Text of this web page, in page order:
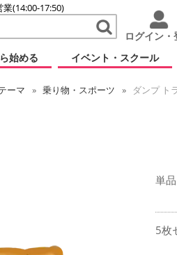
(14:00-17:50)
ログイン・
始める イベント・スクール
ーマ 乗り物・スポーツ ダンプ ト
単品
5枚